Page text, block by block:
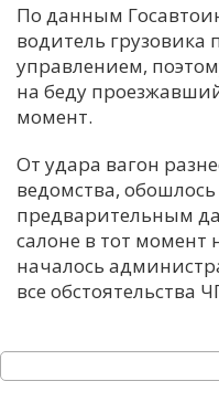
М
По данным
водитель грузовика
управлением,
на беду
момент.
От удара вагон
ведомства,
предварительным
салоне в тот момент
началось
все обстоятельства